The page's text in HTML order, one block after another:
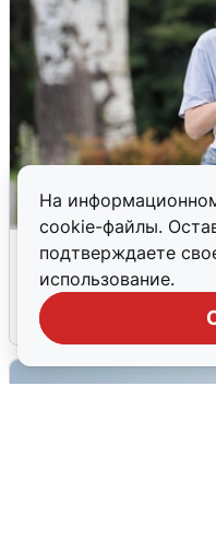
На
cookie-файлы.
подтверждаете
использование.
Волгоградцы
мобильного
6 августа